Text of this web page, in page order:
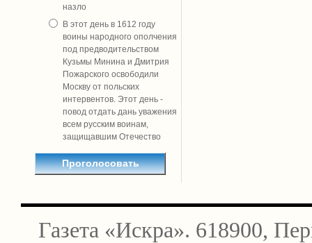
назло
В этот день в 1612 году
воины народного ополчения
под предводительством
Кузьмы Минина и Дмитрия
Пожарского освободили
Москву от польских
интервентов. Этот день -
повод отдать дань уважения
всем русским воинам,
защищавшим Отечество
Газета «Искра». 618900,